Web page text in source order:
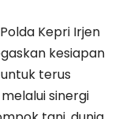
Kepri Irjen
kesiapan
terus
sinergi